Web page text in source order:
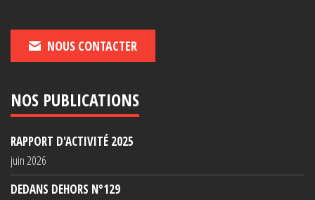
NOUS CONTACTER
NOS PUBLICATIONS
RAPPORT D'ACTIVITÉ 2025
juin 2026
DEDANS DEHORS N°129